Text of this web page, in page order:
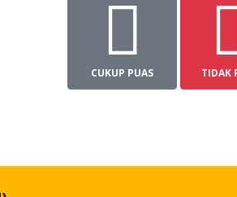
CUKUP PUAS TIDAK